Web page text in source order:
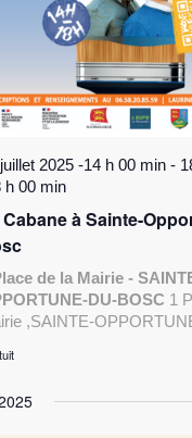
2025 -14 h 00 min -
h 00 min
Cabane à Sainte-
de la Mairie -
DU-BOSC 1
,SAINTE-